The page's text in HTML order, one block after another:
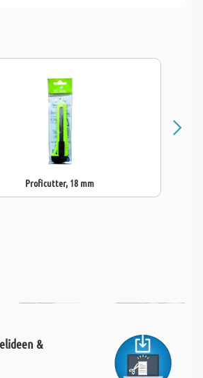
Proficutter, 18 mm
&